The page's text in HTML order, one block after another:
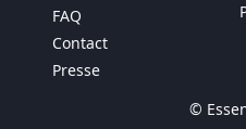
FAQ
Contact
Presse
©